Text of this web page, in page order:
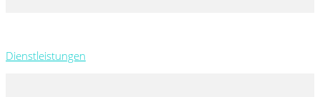
Dienstleistungen